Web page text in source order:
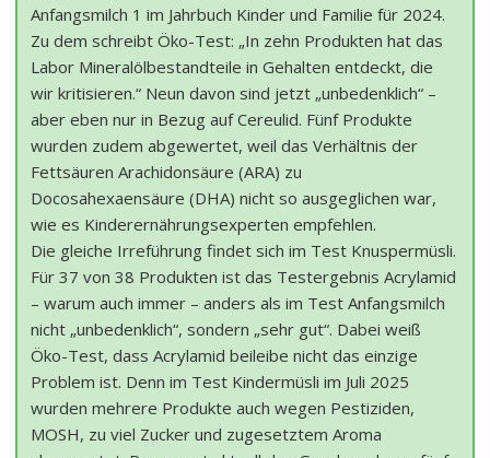
Anfangsmilch 1 im Jahrbuch Kinder und Familie für 2024.
Zu dem schreibt Öko-Test: „In zehn Produkten hat das
Labor Mineralölbestandteile in Gehalten entdeckt, die
wir kritisieren.“ Neun davon sind jetzt „unbedenklich“ –
aber eben nur in Bezug auf Cereulid. Fünf Produkte
wurden zudem abgewertet, weil das Verhältnis der
Fettsäuren Arachidonsäure (ARA) zu
Docosahexaensäure (DHA) nicht so ausgeglichen war,
wie es Kinderernährungsexperten empfehlen.
Die gleiche Irreführung findet sich im Test Knuspermüsli.
Für 37 von 38 Produkten ist das Testergebnis Acrylamid
– warum auch immer – anders als im Test Anfangsmilch
nicht „unbedenklich“, sondern „sehr gut“. Dabei weiß
Öko-Test, dass Acrylamid beileibe nicht das einzige
Problem ist. Denn im Test Kindermüsli im Juli 2025
wurden mehrere Produkte auch wegen Pestiziden,
MOSH, zu viel Zucker und zugesetztem Aroma